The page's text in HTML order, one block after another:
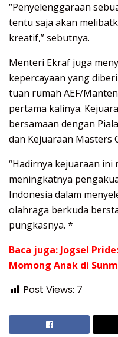
“Penyelenggaraan
tentu saja akan
kreatif,” sebutnya.
Menteri Ekraf juga
kepercayaan yang
tuan rumah AEF/
pertama kalinya.
bersamaan dengan
dan Kejuaraan Masters
“Hadirnya kejuaraan ini
meningkatnya
Indonesia dalam
olahraga berkuda
pungkasnya. *
Baca juga: Jogsel
Momong Anak di
Post Views: 7